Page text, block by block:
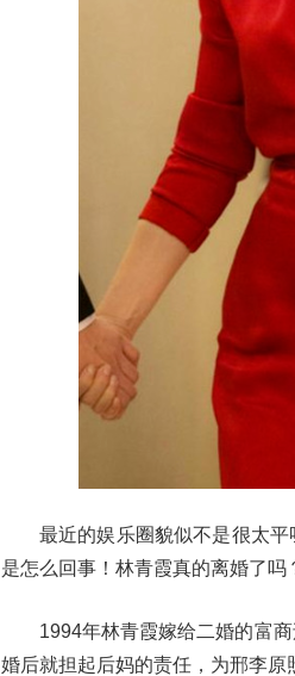
最近的娱乐圈貌似不是很太
是怎么回事！林青霞真的离婚了
1994年林青霞嫁给二婚的富
婚后就担起后妈的责任，为邢李原